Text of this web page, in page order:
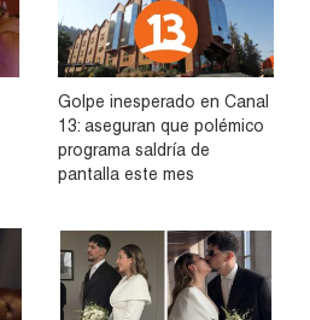
Golpe inesperado en Canal
13: aseguran que polémico
programa saldría de
pantalla este mes